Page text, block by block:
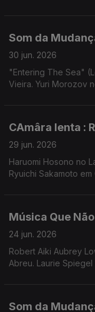
Som da
30 jun. 2026
"Entering The Sea"
Vieira. Yuri Morozov
CAmâra lenta :
29 jun. 2026
Haruomi Hosono no
Ryuichi Sakamoto em
Música Que
24 jun. 2026
Robert Aiki Aubrey
Abreu. Laurie
Som da